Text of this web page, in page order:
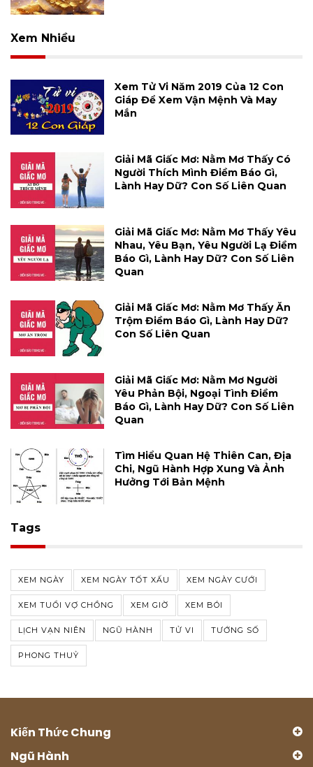
Xem Nhiều
Xem Tử Vi Năm 2019 Của 12 Con
Giáp Để Xem Vận Mệnh Và May
Mắn
Giải Mã Giấc Mơ: Nằm Mơ Thấy Có
Người Thích Mình Điềm Báo Gì,
Lành Hay Dữ? Con Số Liên Quan
Giải Mã Giấc Mơ: Nằm Mơ Thấy Yêu
Nhau, Yêu Bạn, Yêu Người Lạ Điềm
Báo Gì, Lành Hay Dữ? Con Số Liên
Quan
Giải Mã Giấc Mơ: Nằm Mơ Thấy Ăn
Trộm Điềm Báo Gì, Lành Hay Dữ?
Con Số Liên Quan
Giải Mã Giấc Mơ: Nằm Mơ Người
Yêu Phản Bội, Ngoại Tình Điềm
Báo Gì, Lành Hay Dữ? Con Số Liên
Quan
Tìm Hiểu Quan Hệ Thiên Can, Địa
Chi, Ngũ Hành Hợp Xung Và Ảnh
Hưởng Tới Bản Mệnh
Tags
XEM NGÀY XEM NGÀY TỐT XẤU XEM NGÀY CƯỚI
XEM TUỔI VỢ CHỒNG XEM GIỜ XEM BÓI
LỊCH VẠN NIÊN NGŨ HÀNH TỬ VI TƯỚNG SỐ
PHONG THUỶ
Kiến Thức Chung
Ngũ Hành